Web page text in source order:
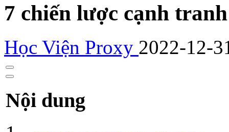
7 chiến lược cạnh
Học Viện Proxy 2022-12-
Nội dung